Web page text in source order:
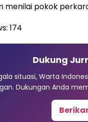
menilai pokok
174
Dukung
situasi, Warta
Dukungan Anda